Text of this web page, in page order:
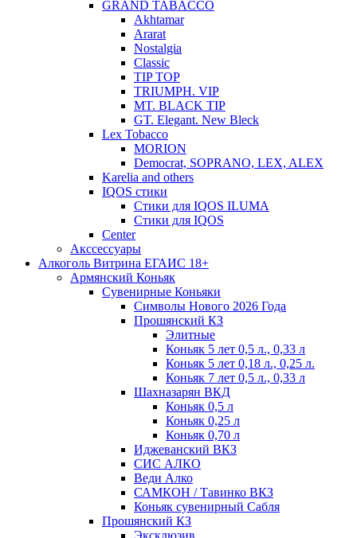
GRAND TABACCO
Akhtamar
Ararat
Nostalgia
Classic
TIP TOP
TRIUMPH. VIP
MT. BLACK TIP
GT. Elegant. New Bleck
Lex Tobacco
MORION
Democrat, SOPRANO, LEX, ALEX
Karelia and others
IQOS стики
Стики для IQOS ILUMA
Стики для IQOS
Сenter
Акссессуары
Алкоголь Витрина ЕГАИС 18+
Армянский Коньяк
Сувенирные Коньяки
Символы Нового 2026 Года
Прошянский КЗ
Элитные
Коньяк 5 лет 0,5 л., 0,33 л
Коньяк 5 лет 0,18 л., 0,25 л.
Коньяк 7 лет 0,5 л., 0,33 л
Шахназарян ВКД
Коньяк 0,5 л
Коньяк 0,25 л
Коньяк 0,70 л
Иджеванский ВКЗ
СИС АЛКО
Веди Алко
САМКОН / Тавинко ВКЗ
Коньяк сувенирный Сабля
Прошянский КЗ
Эксклюзив